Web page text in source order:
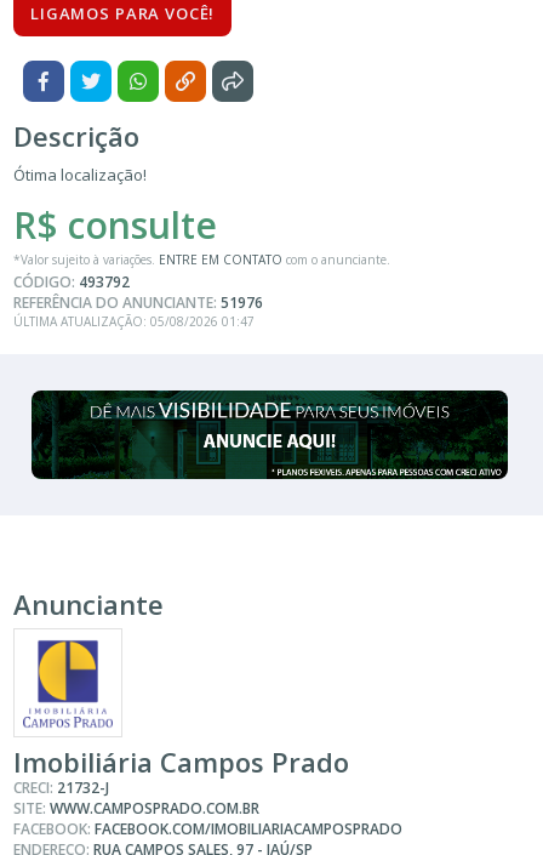
LIGAMOS PARA VOCÊ!
Descrição
Ótima localização!
R$ consulte
*Valor sujeito à variações. ENTRE EM CONTATO com o anunciante.
CÓDIGO: 493792
REFERÊNCIA DO ANUNCIANTE:51976
ÚLTIMA ATUALIZAÇÃO: 05/08/2026 01:47
Anunciante
Imobiliária Campos Prado
CRECI: 21732-J
SITE:WWW.CAMPOSPRADO.COM.BR
FACEBOOK:FACEBOOK.COM/IMOBILIARIACAMPOSPRADO
ENDEREÇO:RUA CAMPOS SALES, 97 - JAÚ/SP